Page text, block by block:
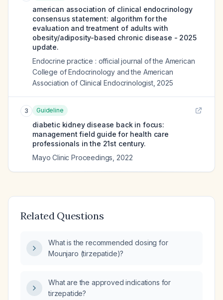
american association of clinical endocrinology
consensus statement: algorithm for the
evaluation and treatment of adults with
obesity/adiposity-based chronic disease - 2025
update.
Endocrine practice : official journal of the American
College of Endocrinology and the American
Association of Clinical Endocrinologist, 2025
3 Guideline
diabetic kidney disease back in focus:
management field guide for health care
professionals in the 21st century.
Mayo Clinic Proceedings 2022
Related Questions
What is the recommended dosing for
Mounjaro (tirzepatide)?
What are the approved indications for
tirzepatide?